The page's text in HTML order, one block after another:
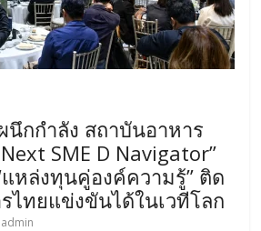
นึกกำลัง สถาบันอาหาร
SME D Navigator”
หล่งทุนคู่องค์ความรู้” ติด
ไทยแข่งขันได้ในเวทีโลก
admin